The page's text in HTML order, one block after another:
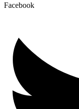
Facebook